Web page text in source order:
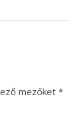
mezőket *